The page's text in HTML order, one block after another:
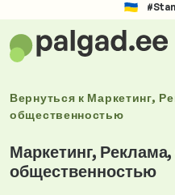
Вернуться к Маркетинг,
общественностью
Маркетинг,
общественностью